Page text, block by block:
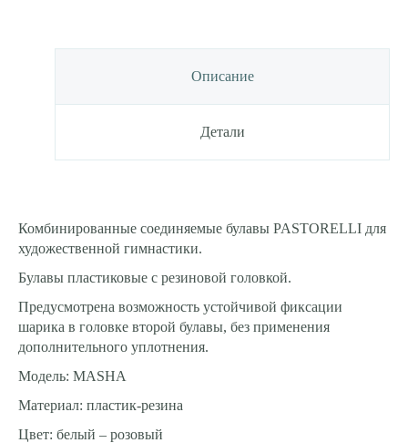
Описание
Детали
Комбинированные соединяемые булавы PASTORELLI для
художественной гимнастики.
Булавы пластиковые с резиновой головкой.
Предусмотрена возможность устойчивой фиксации
шарика в головке второй булавы, без применения
дополнительного уплотнения.
Модель: MASHA
Материал: пластик-резина
Цвет: белый – розовый